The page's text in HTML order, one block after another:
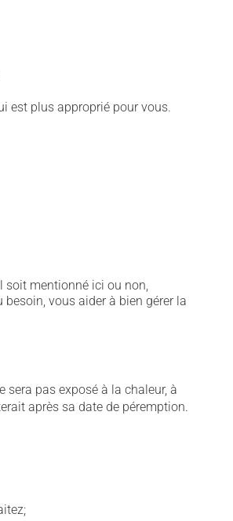
est plus approprié pour vous.
soit mentionné ici ou non,
vous aider à bien gérer la
pas exposé à la chaleur, à
après sa date de péremption.